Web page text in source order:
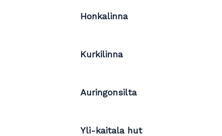
Honkalinna
Kurkilinna
Auringonsilta
Yli-kaitala hut​